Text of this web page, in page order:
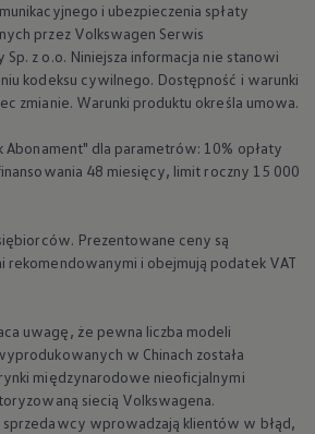
Clubsport
i ubezpieczenia spłaty
przez Volkswagen Serwis
z o.o. Niniejsza informacja nie stanowi
kodeksu cywilnego. Dostępność i warunki
zmianie. Warunki produktu określa umowa.
Abonament" dla parametrów: 10% opłaty
48 miesięcy, limit roczny 15 000
Prezentowane ceny są
rekomendowanymi i obejmują podatek VAT
uwagę, że pewna liczba modeli
w Chinach została
międzynarodowe nieoficjalnymi
siecią Volkswagena.
wprowadzają klientów w błąd,